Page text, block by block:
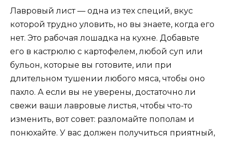
Лавровый лист — одна из тех специй, вкус
которой трудно уловить, но вы знаете, когда его
нет. Это рабочая лошадка на кухне. Добавьте
его в кастрюлю с картофелем, любой суп или
бульон, которые вы готовите, или при
длительном тушении любого мяса, чтобы оно
пахло. А если вы не уверены, достаточно ли
свежи ваши лавровые листья, чтобы что-то
изменить, вот совет: разломайте пополам и
понюхайте. У вас должен получиться приятный,